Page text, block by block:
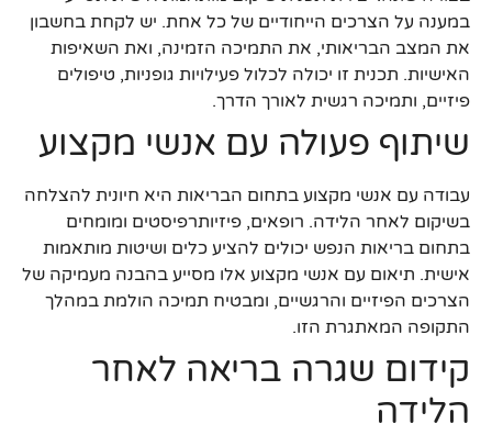
במענה על הצרכים הייחודיים של כל אחת. יש לקחת בחשבון
את המצב הבריאותי, את התמיכה הזמינה, ואת השאיפות
האישיות. תכנית זו יכולה לכלול פעילויות גופניות, טיפולים
פיזיים, ותמיכה רגשית לאורך הדרך.
שיתוף פעולה עם אנשי מקצוע
עבודה עם אנשי מקצוע בתחום הבריאות היא חיונית להצלחה
בשיקום לאחר הלידה. רופאים, פיזיותרפיסטים ומומחים
בתחום בריאות הנפש יכולים להציע כלים ושיטות מותאמות
אישית. תיאום עם אנשי מקצוע אלו מסייע בהבנה מעמיקה של
הצרכים הפיזיים והרגשיים, ומבטיח תמיכה הולמת במהלך
התקופה המאתגרת הזו.
קידום שגרה בריאה לאחר
הלידה